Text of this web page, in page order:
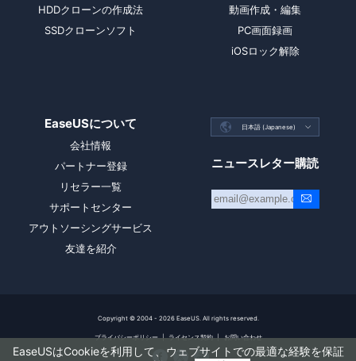
EaseUSはCookieを利用して、ウェブサイトでの最適な経験を保証
HDDクローンの作成法
SSDクローンソフト
動画作成・編集
PC画面録画
iOSロック解除
EaseUSについて
会社情報
パートナー登録
リセラー一覧
サポートセンター
アウトソーシングサービス
友達を紹介
 日本語 (Japanese) 
ニュースレター購読
Copyright © 2004 - 2026EaseUS. All rights reserved.
プライバシーポリシー | ライセンス契約 | お問い合わせ
  